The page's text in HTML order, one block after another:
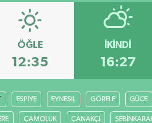
ÖĞLE
12:35
İKINDI
16:27
ESPİYE EYNESİL GÖRELE GÜCE
ÇAMOLUK ÇANAKÇI